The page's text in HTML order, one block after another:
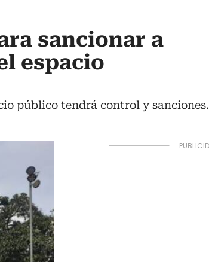
sancionar a
espacio
público tendrá control y sanciones.